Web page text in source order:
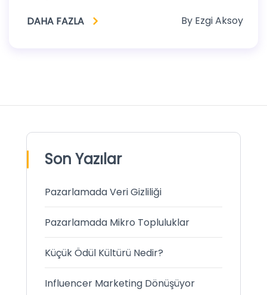
Son Yazılar
Pazarlamada Veri Gizliliği
Pazarlamada Mikro Topluluklar
Küçük Ödül Kültürü Nedir?
Influencer Marketing Dönüşüyor
DAHA FAZLA By Ezgi Aksoy